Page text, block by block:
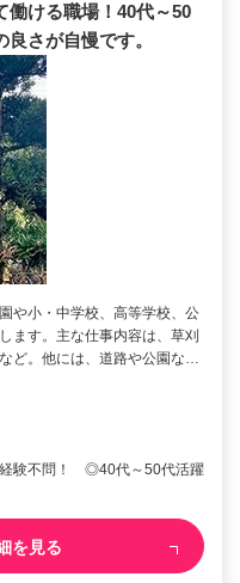
働ける職場！40代～50
さが自慢です。
や小・中学校、高等学校、公
ます。主な仕事内容は、草刈
ど。他には、道路や公園な…
験不問！ ◎40代～50代活躍
を見る